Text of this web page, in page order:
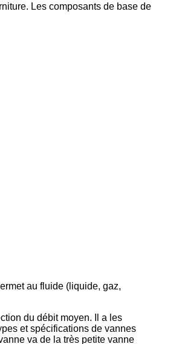
Les composants de base de
au fluide (liquide, gaz,
du débit moyen. Il a les
et spécifications de vannes
va de la très petite vanne